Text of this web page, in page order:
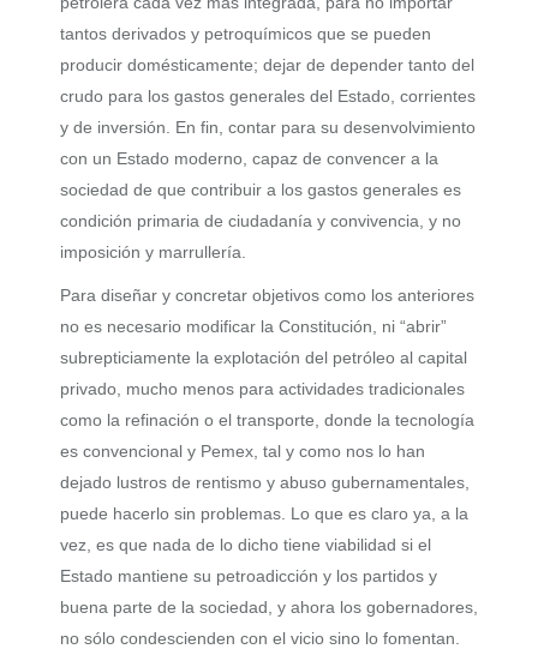
tantos derivados y petroquímicos que se pueden
producir domésticamente; dejar de depender tanto del
crudo para los gastos generales del Estado, corrientes
y de inversión. En fin, contar para su desenvolvimiento
con un Estado moderno, capaz de convencer a la
sociedad de que contribuir a los gastos generales es
condición primaria de ciudadanía y convivencia, y no
imposición y marrullería.
Para diseñar y concretar objetivos como los anteriores
no es necesario modificar la Constitución, ni “abrir”
subrepticiamente la explotación del petróleo al capital
privado, mucho menos para actividades tradicionales
como la refinación o el transporte, donde la tecnología
es convencional y Pemex, tal y como nos lo han
dejado lustros de rentismo y abuso gubernamentales,
puede hacerlo sin problemas. Lo que es claro ya, a la
vez, es que nada de lo dicho tiene viabilidad si el
Estado mantiene su petroadicción y los partidos y
buena parte de la sociedad, y ahora los gobernadores,
no sólo condescienden con el vicio sino lo fomentan.